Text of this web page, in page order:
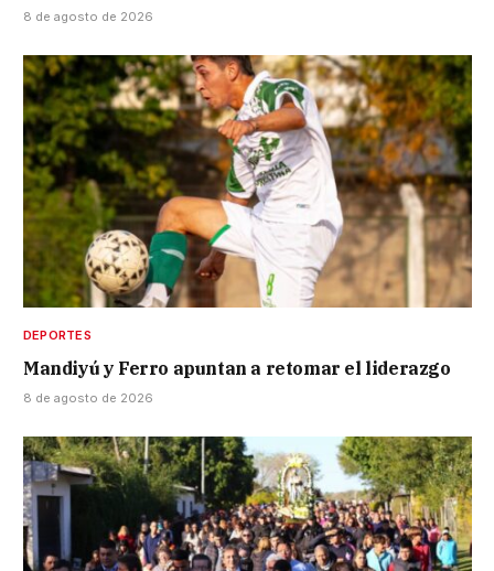
8 de agosto de 2026
DEPORTES
Mandiyú y Ferro apuntan a retomar el liderazgo
8 de agosto de 2026